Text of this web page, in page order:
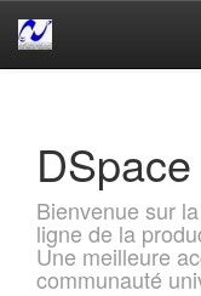
Bienvenue sur
ligne de la
Une meilleure
communauté